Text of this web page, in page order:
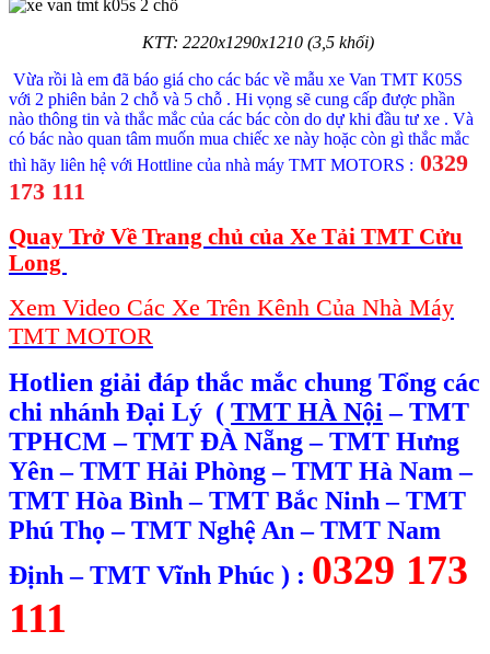
KTT: 2220x1290x1210 (3,5 khối)
Vừa rồi là em đã báo giá cho các bác về mẫu xe Van TMT K05S
với 2 phiên bản 2 chỗ và 5 chỗ . Hi vọng sẽ cung cấp được phần
nào thông tin và thắc mắc của các bác còn do dự khi đầu tư xe . Và
có bác nào quan tâm muốn mua chiếc xe này hoặc còn gì thắc mắc
thì hãy liên hệ với Hottline của nhà máy TMT MOTORS : 0329
173 111
Quay Trở Về Trang chủ của Xe Tải TMT Cửu
Long
Xem Video Các Xe Trên Kênh Của Nhà Máy
TMT MOTOR
Hotlien giải đáp thắc mắc chung Tổng các
chi nhánh Đại Lý ( TMT HÀ Nội – TMT
TPHCM – TMT ĐÀ Nẵng – TMT Hưng
Yên – TMT Hải Phòng – TMT Hà Nam –
TMT Hòa Bình – TMT Bắc Ninh – TMT
Phú Thọ – TMT Nghệ An – TMT Nam
Định – TMT Vĩnh Phúc ) : 0329 173
111